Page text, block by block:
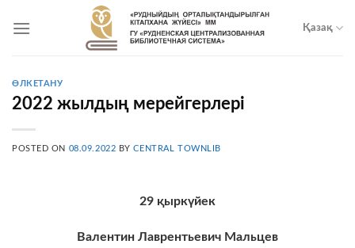
Қазақ
ӨЛКЕТАНУ
2022 жылдың мерейгерлері
POSTED ON 08.09.2022 BYCENTRAL TOWNLIB
29 қыркүйек
Валентин Лаврентьевич Мальцев